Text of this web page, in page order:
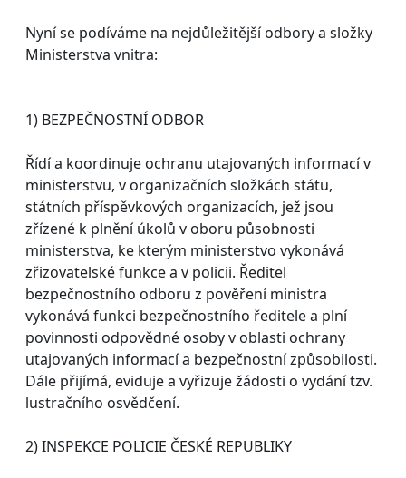
Nyní se podíváme na nejdůležitější odbory a složky
Ministerstva vnitra:
1) BEZPEČNOSTNÍ ODBOR
Řídí a koordinuje ochranu utajovaných informací v
ministerstvu, v organizačních složkách státu,
státních příspěvkových organizacích, jež jsou
zřízené k plnění úkolů v oboru působnosti
ministerstva, ke kterým ministerstvo vykonává
zřizovatelské funkce a v policii. Ředitel
bezpečnostního odboru z pověření ministra
vykonává funkci bezpečnostního ředitele a plní
povinnosti odpovědné osoby v oblasti ochrany
utajovaných informací a bezpečnostní způsobilosti.
Dále přijímá, eviduje a vyřizuje žádosti o vydání tzv.
lustračního osvědčení.
2) INSPEKCE POLICIE ČESKÉ REPUBLIKY